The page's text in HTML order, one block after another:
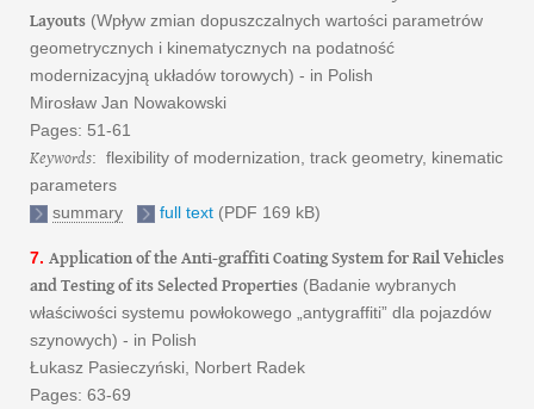
Layouts (Wpływ zmian dopuszczalnych wartości parametrów
geometrycznych i kinematycznych na podatność
modernizacyjną układów torowych) - in Polish
Mirosław Jan Nowakowski
Pages: 51-61
Keywords: flexibility of modernization, track geometry, kinematic
parameters
summary
full text (PDF 169 kB)
7. Application of the Anti-graffiti Coating System for Rail Vehicles
and Testing of its Selected Properties (Badanie wybranych
właściwości systemu powłokowego „antygraffiti” dla pojazdów
szynowych) - in Polish
Łukasz Pasieczyński, Norbert Radek
Pages: 63-69